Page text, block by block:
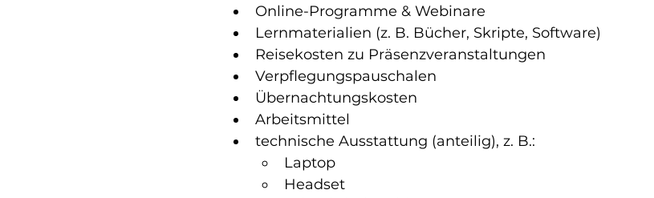
Online-Programme & Webinare
Lernmaterialien (z. B. Bücher, Skripte, Software)
Reisekosten zu Präsenzveranstaltungen
Verpflegungspauschalen
Übernachtungskosten
Arbeitsmittel
technische Ausstattung (anteilig), z. B.:
Laptop
Headset